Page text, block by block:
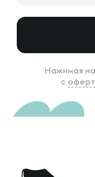
Нажимая на
с